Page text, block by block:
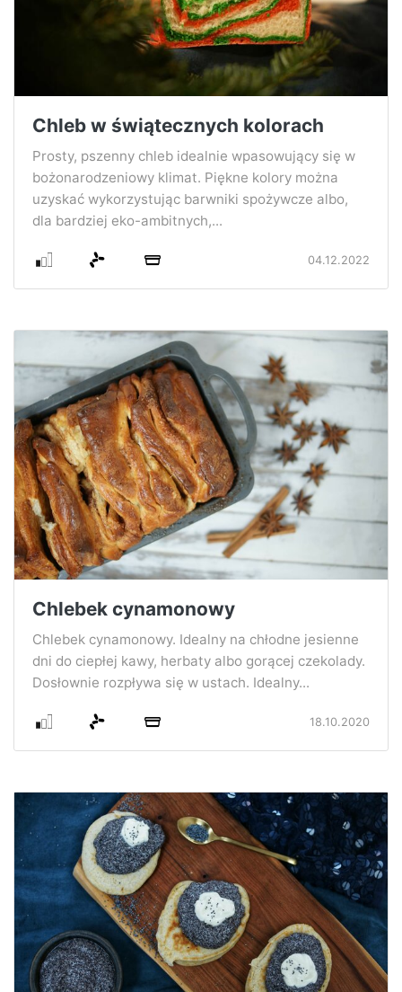
Chleb w świątecznych kolorach
Prosty, pszenny chleb idealnie wpasowujący się w
bożonarodzeniowy klimat. Piękne kolory można
uzyskać wykorzystując barwniki spożywcze albo,
dla bardziej eko-ambitnych,...
04.12.2022
Chlebek cynamonowy
Chlebek cynamonowy. Idealny na chłodne jesienne
dni do ciepłej kawy, herbaty albo gorącej czekolady.
Dosłownie rozpływa się w ustach. Idealny...
18.10.2020